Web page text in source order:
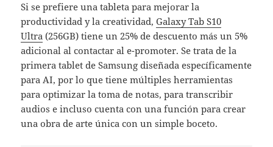
Si se prefiere una tableta para mejorar la
productividad y la creatividad,Galaxy Tab S10
Ultra (256GB) tiene un 25% de descuento más un 5%
adicional al contactar al e-promoter. Se trata de la
primera tablet de Samsung diseñada específicamente
para AI, por lo que tiene múltiples herramientas
para optimizar la toma de notas, para transcribir
audios e incluso cuenta con una función para crear
una obra de arte única con un simple boceto.